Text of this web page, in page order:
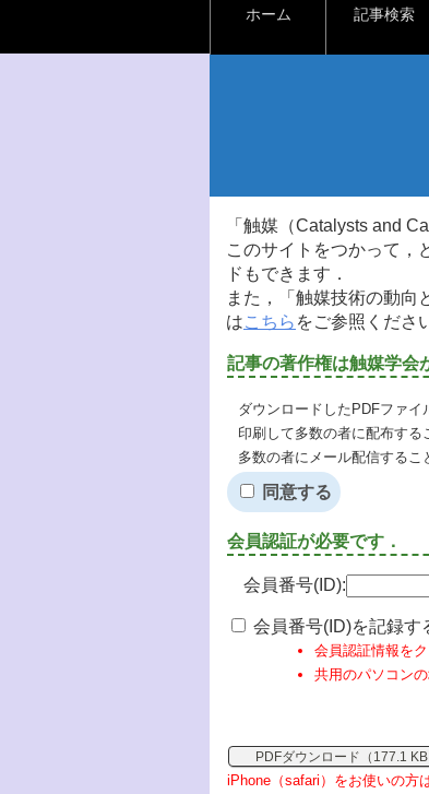
ホーム 記事検索
「触媒（Catalysts and
このサイトをつかって，
ドもできます．
また，「触媒技術の動向
はこちら をご参照くださ
記事の著作権は触媒学会
ダウンロードしたPDFファ
印刷して多数の者に配布する
多数の者にメール配信するこ
同意する
会員認証が必要です．
会員番号(ID):
会員番号(ID)を記録す
会員認証情報を
共用のパソコン
PDFダウンロード（177.1 KB
iPhone（safari）をお使いの方